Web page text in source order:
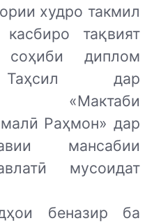
худро такмил
тақвият
диплом
Таҳсил дар
«Мактаби
Раҳмон» дар
мансабии
мусоидат
беназир ба